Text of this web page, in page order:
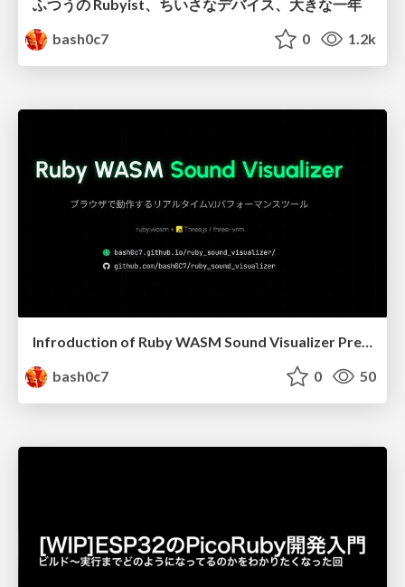
ふつうの Rubyist、ちいさなデバイス、大きな一年
bash0c7
0 1.2k
Infroduction of Ruby WASM Sound Visualizer Presentation
bash0c7
0 50